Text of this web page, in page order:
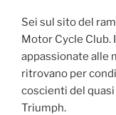
Sei sul sito del
Motor Cycle Club.
appassionate alle
ritrovano per
coscienti del
Triumph.